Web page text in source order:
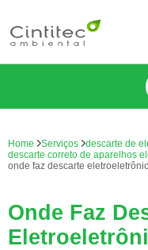
Home Serviços
descarte de
descarte correto de aparelhos
onde faz descarte
Onde Faz